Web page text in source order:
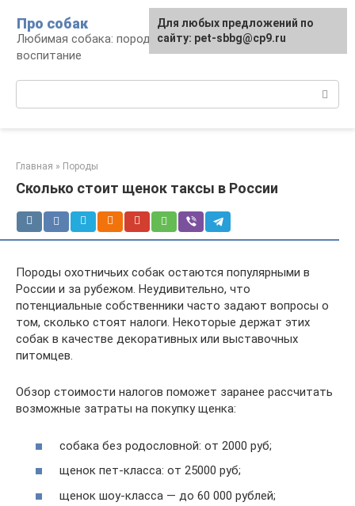
контенту
Про собак
Любимая собака: породы, содержание,
воспитание
Главная » Породы
Сколько стоит щенок таксы в России
Породы охотничьих собак остаются популярными в
России и за рубежом. Неудивительно, что
потенциальные собственники часто задают вопросы о
том, сколько стоят налоги. Некоторые держат этих
собак в качестве декоративных или выставочных
питомцев.
Обзор стоимости налогов поможет заранее рассчитать
возможные затраты на покупку щенка:
собака без родословной: от 2000 руб;
щенок пет-класса: от 25000 руб;
щенок шоу-класса — до 60 000 рублей;
Для любых предложений по
сайту: pet-sbbg@cp9.ru